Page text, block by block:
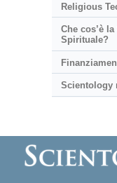
Religious
Che cos’è
Spirituale?
Scientology